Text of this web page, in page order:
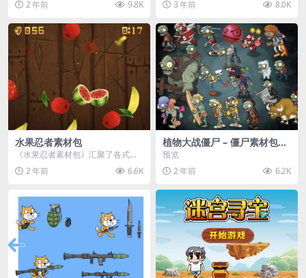
2 年前 9.8K
景、音效等多样内容...
3 年前 8.0K
水果忍者素材包
《水果忍者素材包》汇聚了各式鲜
美诱人的水果图像与清脆悦耳的切
割音效，专为追求极致...
2 年前 6.6K
植物大战僵尸 – 僵尸素材包
【可预览】
预览
2 年前
6.2K